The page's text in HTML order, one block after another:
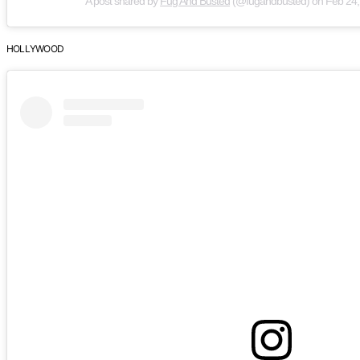
HOLLYWOOD